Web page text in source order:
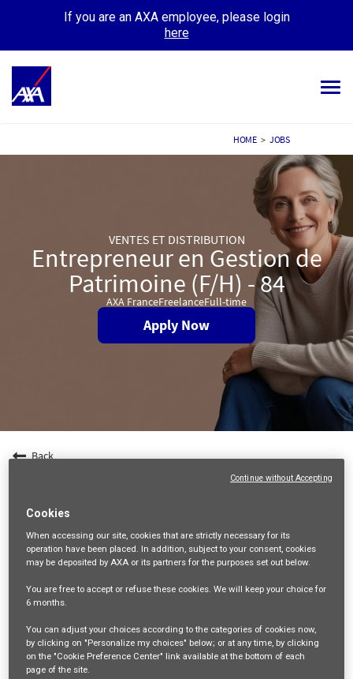
If you are an AXA employee, please login
here
MY APPLICATIONS MY PROFILE
HOME > JOBS
VENTES ET DISTRIBUTION
Entrepreneur en Gestion de
Patrimoine (F/H) - 84
AXA FranceFreelanceFull-time
Apply Now
Back
Entrepreneur en Gestion de Patrimoine (F/H) -
84
84-VAUCLUSE, FR, 99999
VENTES ET DISTRIBUTION
Get future jobs matching this search
Login
Cookies
When accessing our site, cookies that are strictly necessary for its
operation have been placed. In addition, subject to your consent, cookies
may be deposited by AXA or its partners for the purposes set out below.
You are freeto accept or refusethese cookies. We will keep your choice for
6 months.
You can adjust your choices according to the categories of cookies now,
by clicking on "Personalize my choices" below; or at any time, by clicking
on the "Cookie Preference Center" link available at the bottom of each
page of the site.
Continue without Accepting